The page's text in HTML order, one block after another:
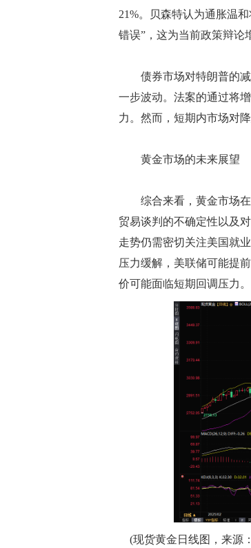
21%。贝森特认为通胀温
错误”，这为当前政策辩论
债券市场对特朗普的减
一步波动。法案的通过将
力。然而，短期内市场对
黄金市场的未来展望
综合来看，黄金市场在
贸易谈判的不确定性以及
走势仍需密切关注美国就
压力缓解，美联储可能提
价可能面临短期回调压力。
(现货黄金日线图，来源